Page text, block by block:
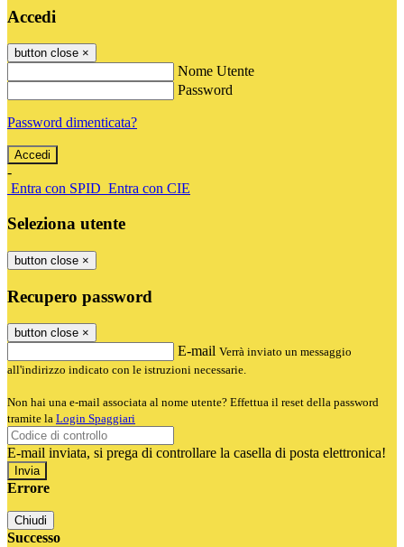
Accedi
button close ×
Nome Utente
Password
Password dimenticata?
-
Entra con SPID Entra con CIE
Seleziona utente
button close ×
Recupero password
button close ×
E-mail Verrà inviato un messaggio
all'indirizzo indicato con le istruzioni necessarie.
Non hai una e-mail associata al nome utente? Effettua il reset della password
tramite la Login Spaggiari
E-mail inviata, si prega di controllare la casella di posta elettronica!
Errore
Chiudi
Successo